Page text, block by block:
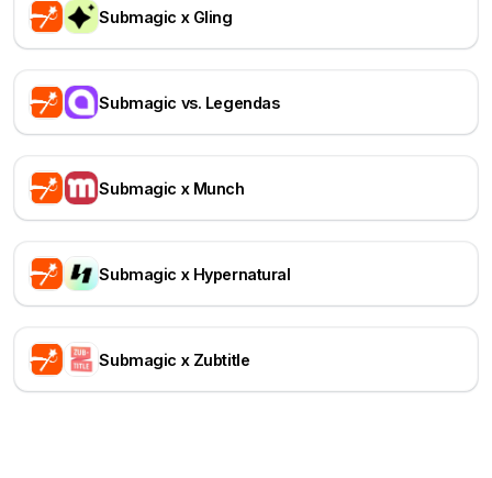
Submagic x Gling
Submagic vs. Legendas
Submagic x Munch
Submagic x Hypernatural
Submagic x Zubtitle